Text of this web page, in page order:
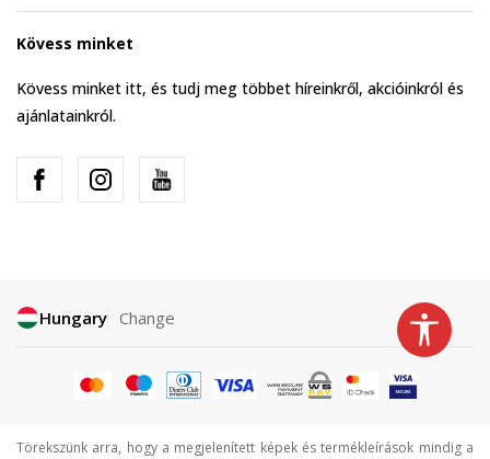
Kövess minket
Kövess minket itt, és tudj meg többet híreinkről, akcióinkról és
ajánlatainkról.
Hungary Change
Törekszünk arra, hogy a megjelenített képek és termékleírások mindig a